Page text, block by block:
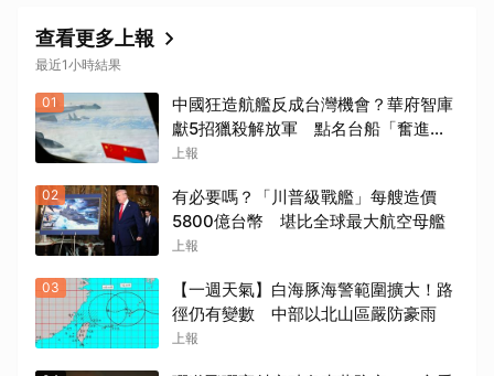
查看更多上報
最近1小時結果
01
中國狂造航艦反成台灣機會？華府智庫
獻5招獵殺解放軍 點名台船「奮進魔
鬼魚」出戰
上報
02
有必要嗎？「川普級戰艦」每艘造價
5800億台幣 堪比全球最大航空母艦
上報
03
【一週天氣】白海豚海警範圍擴大！路
徑仍有變數 中部以北山區嚴防豪雨
上報